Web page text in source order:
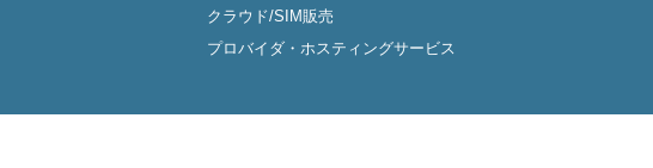
クラウド/SIM販売
プロバイダ・ホスティングサービス